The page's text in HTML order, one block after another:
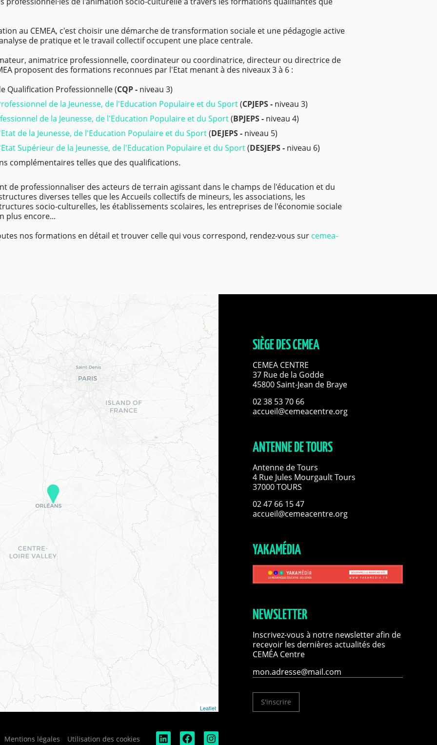
au CEMEA, c'est choisir une démarche de transformation sociale et une pédagogie active
de pratique et le travail collectif occupent une place centrale.
animatrice professionnelle, coordinateur ou coordinatrice, directeur ou directrice de
proposent des formations reconnues par l'Etat menant à des niveaux 3 à 6 :
Qualification Professionnelle (CQP - niveau 3)
de la Jeunesse, de l'Education Populaire et du Sport(CPJEPS - niveau 3)
de la Jeunesse, de l'Education Populaire et du Sport(BPJEPS - niveau 4)
de la Jeunesse, de l'Education Populaire et du Sport(DEJEPS - niveau 5)
Supérieur de la Jeunesse, de l'Education Populaire et du Sport(DESJEPS - niveau 6)
complémentaires telles que des qualifications.
de professionnaliser des acteurs de terrain agissant dans le champs de l'éducation et du
diverses telles que les Accueils collectifs de mineurs, les associations, les
socio-culturelles, les établissements scolaires, les entreprises de l'économie sociale
plus encore...
nos formations en détail et trouver celle qui vous correspond, rendez-vous sur cemea-
Leaflet
SIÈGE DES CEMEA
CEMEA CENTRE
37 Rue de la Godde
45800 Saint-Jean de Braye
02 38 53 70 66
accueil@cemeacentre.org
ANTENNE DE TOURS
Antenne de Tours
4 Rue Jules Mourgault Tours
37000 TOURS
02 47 66 15 47
accueil@cemeacentre.org
YAKAMÉDIA
NEWSLETTER
Inscrivez-vous à notre newsletter afin de
recevoir les dernières actualités des
CEMÉA Centre
S'inscrire
Mentions légales Utilisation des cookies